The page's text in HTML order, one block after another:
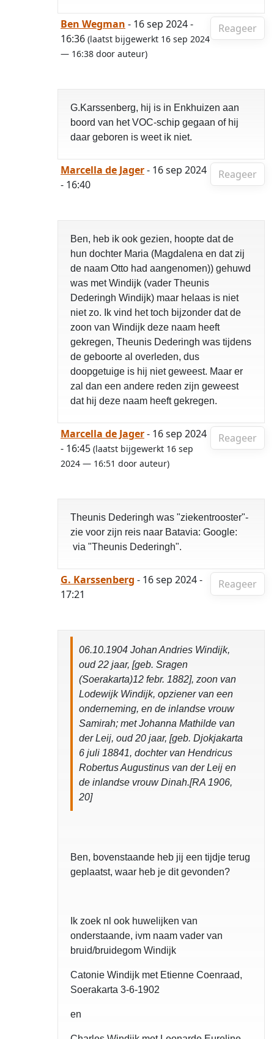
Reageer
Ben Wegman - 16 sep 2024 -
16:36 (laatst bijgewerkt 16 sep 2024
— 16:38 door auteur)
G.Karssenberg, hij is in Enkhuizen aan
boord van het VOC-schip gegaan of hij
daar geboren is weet ik niet.
Reageer
Marcella de Jager- 16 sep 2024
- 16:40
Ben, heb ik ook gezien, hoopte dat de
hun dochter Maria (Magdalena en dat zij
de naam Otto had aangenomen)) gehuwd
was met Windijk (vader Theunis
Dederingh Windijk) maar helaas is niet
niet zo. Ik vind het toch bijzonder dat de
zoon van Windijk deze naam heeft
gekregen, Theunis Dederingh was tijdens
de geboorte al overleden, dus
doopgetuige is hij niet geweest. Maar er
zal dan een andere reden zijn geweest
dat hij deze naam heeft gekregen.
Reageer
Marcella de Jager- 16 sep 2024
- 16:45 (laatst bijgewerkt 16 sep
2024 — 16:51 door auteur)
Theunis Dederingh was "ziekentrooster"-
zie voor zijn reis naar Batavia: Google:
via "Theunis Dederingh".
Reageer
G. Karssenberg - 16 sep 2024 -
17:21
06.10.1904 Johan Andries Windijk,
oud 22 jaar, [geb. Sragen
(Soerakarta)12 febr. 1882], zoon van
Lodewijk Windijk, opziener van een
onderneming, en de inlandse vrouw
Samirah; met Johanna Mathilde van
der Leij, oud 20 jaar, [geb. Djokjakarta
6 juli 18841, dochter van Hendricus
Robertus Augustinus van der Leij en
de inlandse vrouw Dinah.[RA 1906,
20]
Ben, bovenstaande heb jij een tijdje terug
geplaatst, waar heb je dit gevonden?
Ik zoek nl ook huwelijken van
onderstaande, ivm naam vader van
bruid/bruidegom Windijk
Catonie Windijk met Etienne Coenraad,
Soerakarta 3-6-1902
en